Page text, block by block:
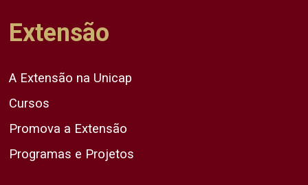
Extensão
A Extensão na Unicap
Cursos
Promova a Extensão
Programas e Projetos